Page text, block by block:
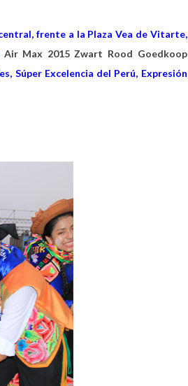
frente a la Plaza Vea de Vitarte,
Air Max 2015 Zwart Rood Goedkoop
Súper Excelencia del Perú, Expresión